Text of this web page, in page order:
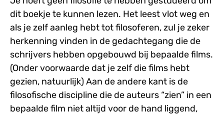
dit boekje te kunnen lezen. Het leest vlot weg en
als je zelf aanleg hebt tot filosoferen, zul je zeker
herkenning vinden in de gedachtegang die de
schrijvers hebben opgebouwd bij bepaalde films.
(Onder voorwaarde dat je zelf die films hebt
gezien, natuurlijk) Aan de andere kant is de
filosofische discipline die de auteurs “zien” in een
bepaalde film niet altijd voor de hand liggend,